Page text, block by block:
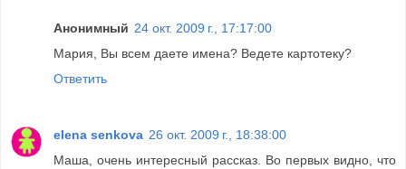
Анонимный 24 окт. 2009 г., 17:17:00
Мария, Вы всем даете имена? Ведете картотеку?
Ответить
elena senkova 26 окт. 2009 г., 18:38:00
Маша, очень интересный рассказ. Во первых видно, что